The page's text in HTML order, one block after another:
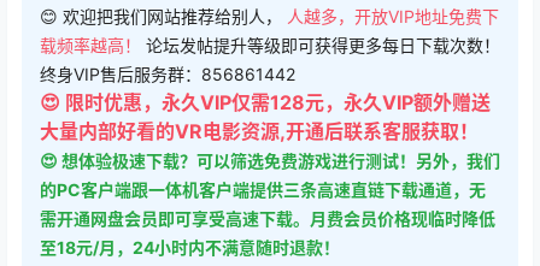
😊 欢迎把我们网站推荐给别人，
人越多，开放VIP地址免费下
载频率越高！ 论坛发帖提升等级即可获得更多每日下载次数！
终身VIP售后服务群：856861442
😍 限时优惠，永久VIP仅需128元，永久VIP额外赠送
大量内部好看的VR电影资源,开通后联系客服获取！
😍 想体验极速下载？可以筛选免费游戏进行测试！另外，我们
的PC客户端跟一体机客户端提供三条高速直链下载通道，无
需开通网盘会员即可享受高速下载。月费会员价格现临时降低
至18元/月，24小时内不满意随时退款！